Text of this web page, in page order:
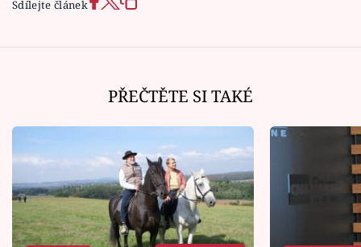
Sdílejte článek
PŘEČTĚTE SI TAKÉ